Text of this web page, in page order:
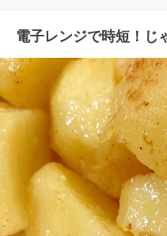
電子レンジで時短！じ